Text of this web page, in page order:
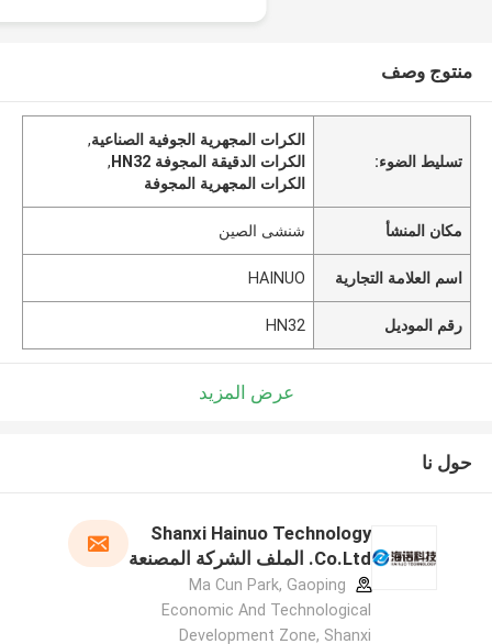
منتوج وصف
تسليط الضوء:
الكرات المجهرية الجوفية الصناعية,
الكرات الدقيقة المجوفة HN32
,
الكرات المجهرية المجوفة
مكان المنشأ شنشى الصين
اسم العلامة التجارية HAINUO
رقم الموديل HN32
عرض المزيد
حول نا
Shanxi Hainuo Technology
Co.Ltd. الملف الشركة المصنعة
Ma Cun Park, Gaoping
Economic And Technological
Development Zone, Shanxi